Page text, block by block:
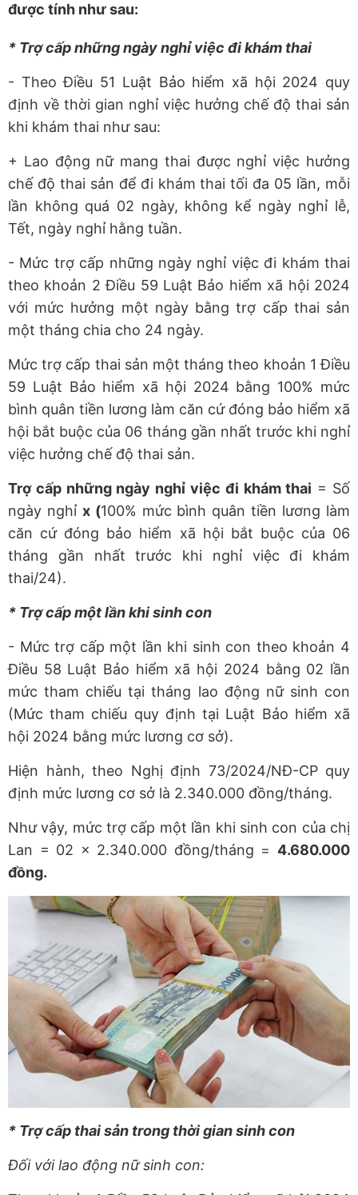
được tính như sau:
* Trợ cấp những ngày nghỉ việc đi khám thai
- Theo Điều 51 Luật Bảo hiểm xã hội 2024 quy
định về thời gian nghỉ việc hưởng chế độ thai sản
khi khám thai như sau:
+ Lao động nữ mang thai được nghỉ việc hưởng
chế độ thai sản để đi khám thai tối đa 05 lần, mỗi
lần không quá 02 ngày, không kể ngày nghỉ lễ,
Tết, ngày nghỉ hằng tuần.
- Mức trợ cấp những ngày nghỉ việc đi khám thai
theo khoản 2 Điều 59 Luật Bảo hiểm xã hội 2024
với mức hưởng một ngày bằng trợ cấp thai sản
một tháng chia cho 24 ngày.
Mức trợ cấp thai sản một tháng theo khoản 1 Điều
59 Luật Bảo hiểm xã hội 2024 bằng 100% mức
bình quân tiền lương làm căn cứ đóng bảo hiểm xã
hội bắt buộc của 06 tháng gần nhất trước khi nghỉ
việc hưởng chế độ thai sản.
Trợ cấp những ngày nghỉ việc đi khám thai = Số
ngày nghỉ x (100% mức bình quân tiền lương làm
căn cứ đóng bảo hiểm xã hội bắt buộc của 06
tháng gần nhất trước khi nghỉ việc đi khám
thai/24).
* Trợ cấp một lần khi sinh con
- Mức trợ cấp một lần khi sinh con theo khoản 4
Điều 58 Luật Bảo hiểm xã hội 2024 bằng 02 lần
mức tham chiếu tại tháng lao động nữ sinh con
(Mức tham chiếu quy định tại Luật Bảo hiểm xã
hội 2024 bằng mức lương cơ sở).
Hiện hành, theo Nghị định 73/2024/NĐ-CP quy
định mức lương cơ sở là 2.340.000 đồng/tháng.
Như vậy, mức trợ cấp một lần khi sinh con của chị
Lan = 02 x 2.340.000 đồng/tháng = 4.680.000
đồng.
* Trợ cấp thai sản trong thời gian sinh con
Đối với lao động nữ sinh con: